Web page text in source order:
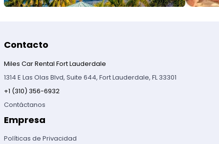
Contacto
Miles Car Rental Fort Lauderdale
1314 E Las Olas Blvd, Suite 644, Fort Lauderdale, FL 33301
+1 (310) 356-6932
Contáctanos
Empresa
Políticas de Privacidad